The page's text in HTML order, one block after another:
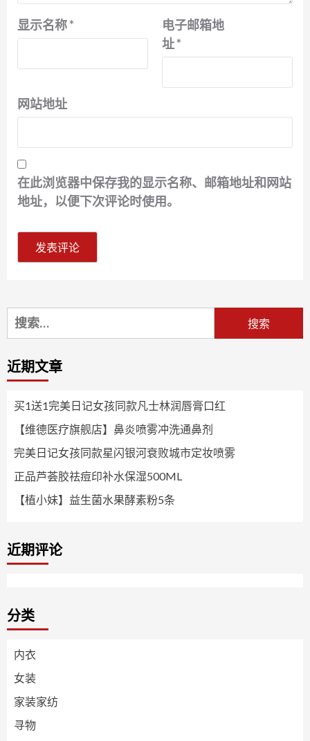
显示名称*
电子邮箱地
址*
网站地址
在此浏览器中保存我的显示名称、邮箱地址和网站
地址，以便下次评论时使用。
搜
索：
近期文章
买1送1完美日记女孩同款凡士林润唇膏口红
【维德医疗旗舰店】鼻炎喷雾冲洗通鼻剂
完美日记女孩同款星闪银河衰败城市定妆喷雾
正品芦荟胶祛痘印补水保湿500ML
【植小妹】益生菌水果酵素粉5条
近期评论
分类
内衣
女装
家装家纺
寻物